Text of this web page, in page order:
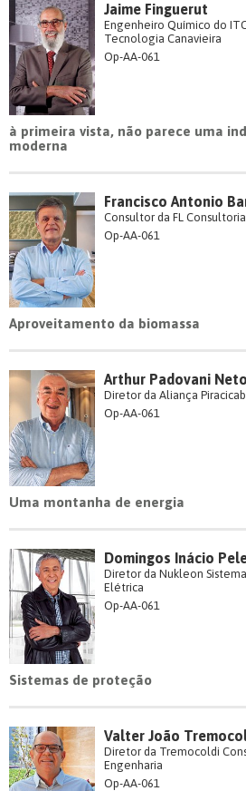
Jaime Finguerut
Engenheiro Químico do
Tecnologia Canavieira
Op-AA-061
à primeira vista, não parece uma
moderna
Francisco Antonio
Consultor da FL
Op-AA-061
Aproveitamento da biomassa
Arthur Padovani Neto
Diretor da Aliança
Op-AA-061
Uma montanha de energia
Domingos Inácio
Diretor da Nukleon
Elétrica
Op-AA-061
Sistemas de proteção
Valter João
Diretor da Tremocoldi
Engenharia
Op-AA-061